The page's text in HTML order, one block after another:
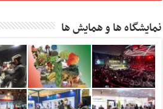
نمایشگاه ها و همایش ها